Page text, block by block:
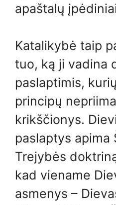
apaštalų
Katalikybė taip
tuo, ką ji vadina
paslaptimis,
principų
krikščionys.
paslaptys apima
Trejybės
kad viename
asmenys –